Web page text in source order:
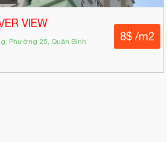
VIEW
Phường 25, Quận Bình
8$ /m2